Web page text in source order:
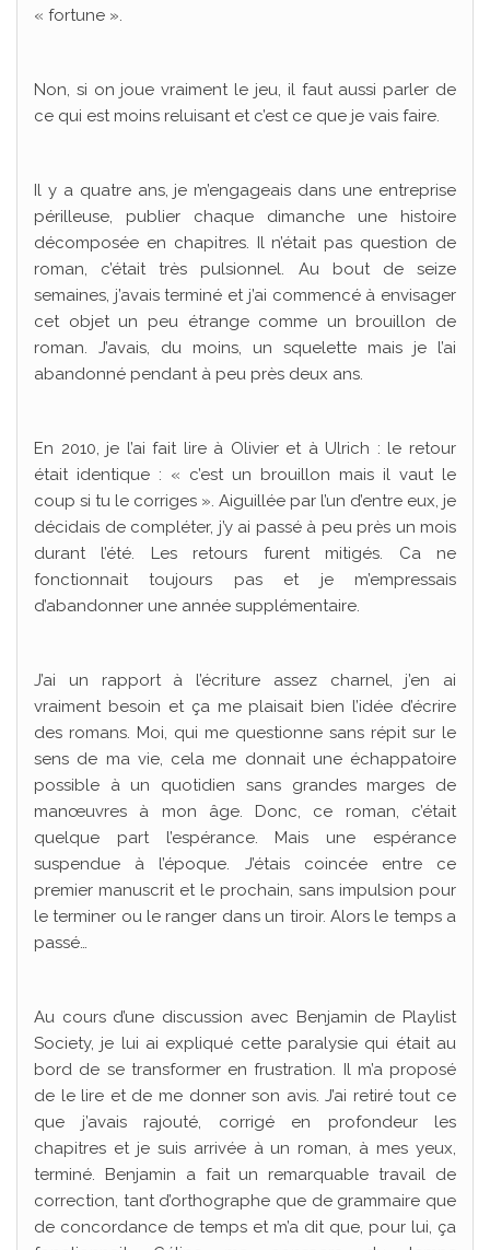
« fortune ».
Non, si on joue vraiment le jeu, il faut aussi parler de
ce qui est moins reluisant et c’est ce que je vais faire.
Il y a quatre ans, je m’engageais dans une entreprise
périlleuse, publier chaque dimanche une histoire
décomposée en chapitres. Il n’était pas question de
roman, c’était très pulsionnel. Au bout de seize
semaines, j’avais terminé et j’ai commencé à envisager
cet objet un peu étrange comme un brouillon de
roman. J’avais, du moins, un squelette mais je l’ai
abandonné pendant à peu près deux ans.
En 2010, je l’ai fait lire à Olivier et à Ulrich : le retour
était identique : « c’est un brouillon mais il vaut le
coup si tu le corriges ». Aiguillée par l’un d’entre eux, je
décidais de compléter, j’y ai passé à peu près un mois
durant l’été. Les retours furent mitigés. Ca ne
fonctionnait toujours pas et je m’empressais
d’abandonner une année supplémentaire.
J’ai un rapport à l’écriture assez charnel, j’en ai
vraiment besoin et ça me plaisait bien l’idée d’écrire
des romans. Moi, qui me questionne sans répit sur le
sens de ma vie, cela me donnait une échappatoire
possible à un quotidien sans grandes marges de
manœuvres à mon âge. Donc, ce roman, c’était
quelque part l’espérance. Mais une espérance
suspendue à l’époque. J’étais coincée entre ce
premier manuscrit et le prochain, sans impulsion pour
le terminer ou le ranger dans un tiroir. Alors le temps a
passé…
Au cours d’une discussion avec Benjamin de Playlist
Society, je lui ai expliqué cette paralysie qui était au
bord de se transformer en frustration. Il m’a proposé
de le lire et de me donner son avis. J’ai retiré tout ce
que j’avais rajouté, corrigé en profondeur les
chapitres et je suis arrivée à un roman, à mes yeux,
terminé. Benjamin a fait un remarquable travail de
correction, tant d’orthographe que de grammaire que
de concordance de temps et m’a dit que, pour lui, ça